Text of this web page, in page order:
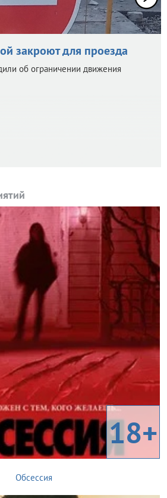
закроют для проезда
об ограничении движения
18+
Обсессия